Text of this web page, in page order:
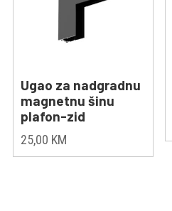
Ugao za nadgradnu
magnetnu šinu
plafon-zid
25,00 KM